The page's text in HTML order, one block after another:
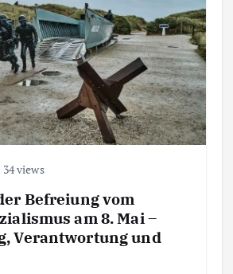
34 views
Befreiung vom
am 8. Mai –
Verantwortung und